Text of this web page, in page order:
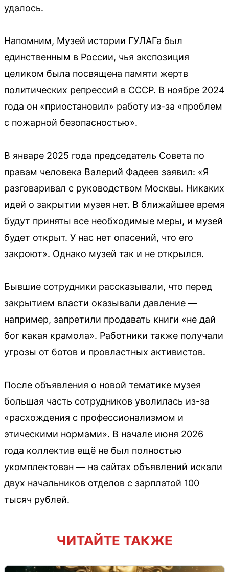
удалось.
Напомним, Музей истории ГУЛАГа был
единственным в России, чья экспозиция
целиком была посвящена памяти жертв
политических репрессий в СССР. В ноябре 2024
года он «приостановил» работу из-за «проблем
с пожарной безопасностью».
В январе 2025 года председатель Совета по
правам человека Валерий Фадеев заявил: «Я
разговаривал с руководством Москвы. Никаких
идей о закрытии музея нет. В ближайшее время
будут приняты все необходимые меры, и музей
будет открыт. У нас нет опасений, что его
закроют». Однако музей так и не открылся.
Бывшие сотрудники рассказывали, что перед
закрытием власти оказывали давление —
например, запретили продавать книги «не дай
бог какая крамола». Работники также получали
угрозы от ботов и провластных активистов.
После объявления о новой тематике музея
большая часть сотрудников уволилась из-за
«расхождения с профессионализмом и
этическими нормами». В начале июня 2026
года коллектив ещё не был полностью
укомплектован — на сайтах объявлений искали
двух начальников отделов с зарплатой 100
тысяч рублей.
ЧИТАЙТЕ ТАКЖЕ